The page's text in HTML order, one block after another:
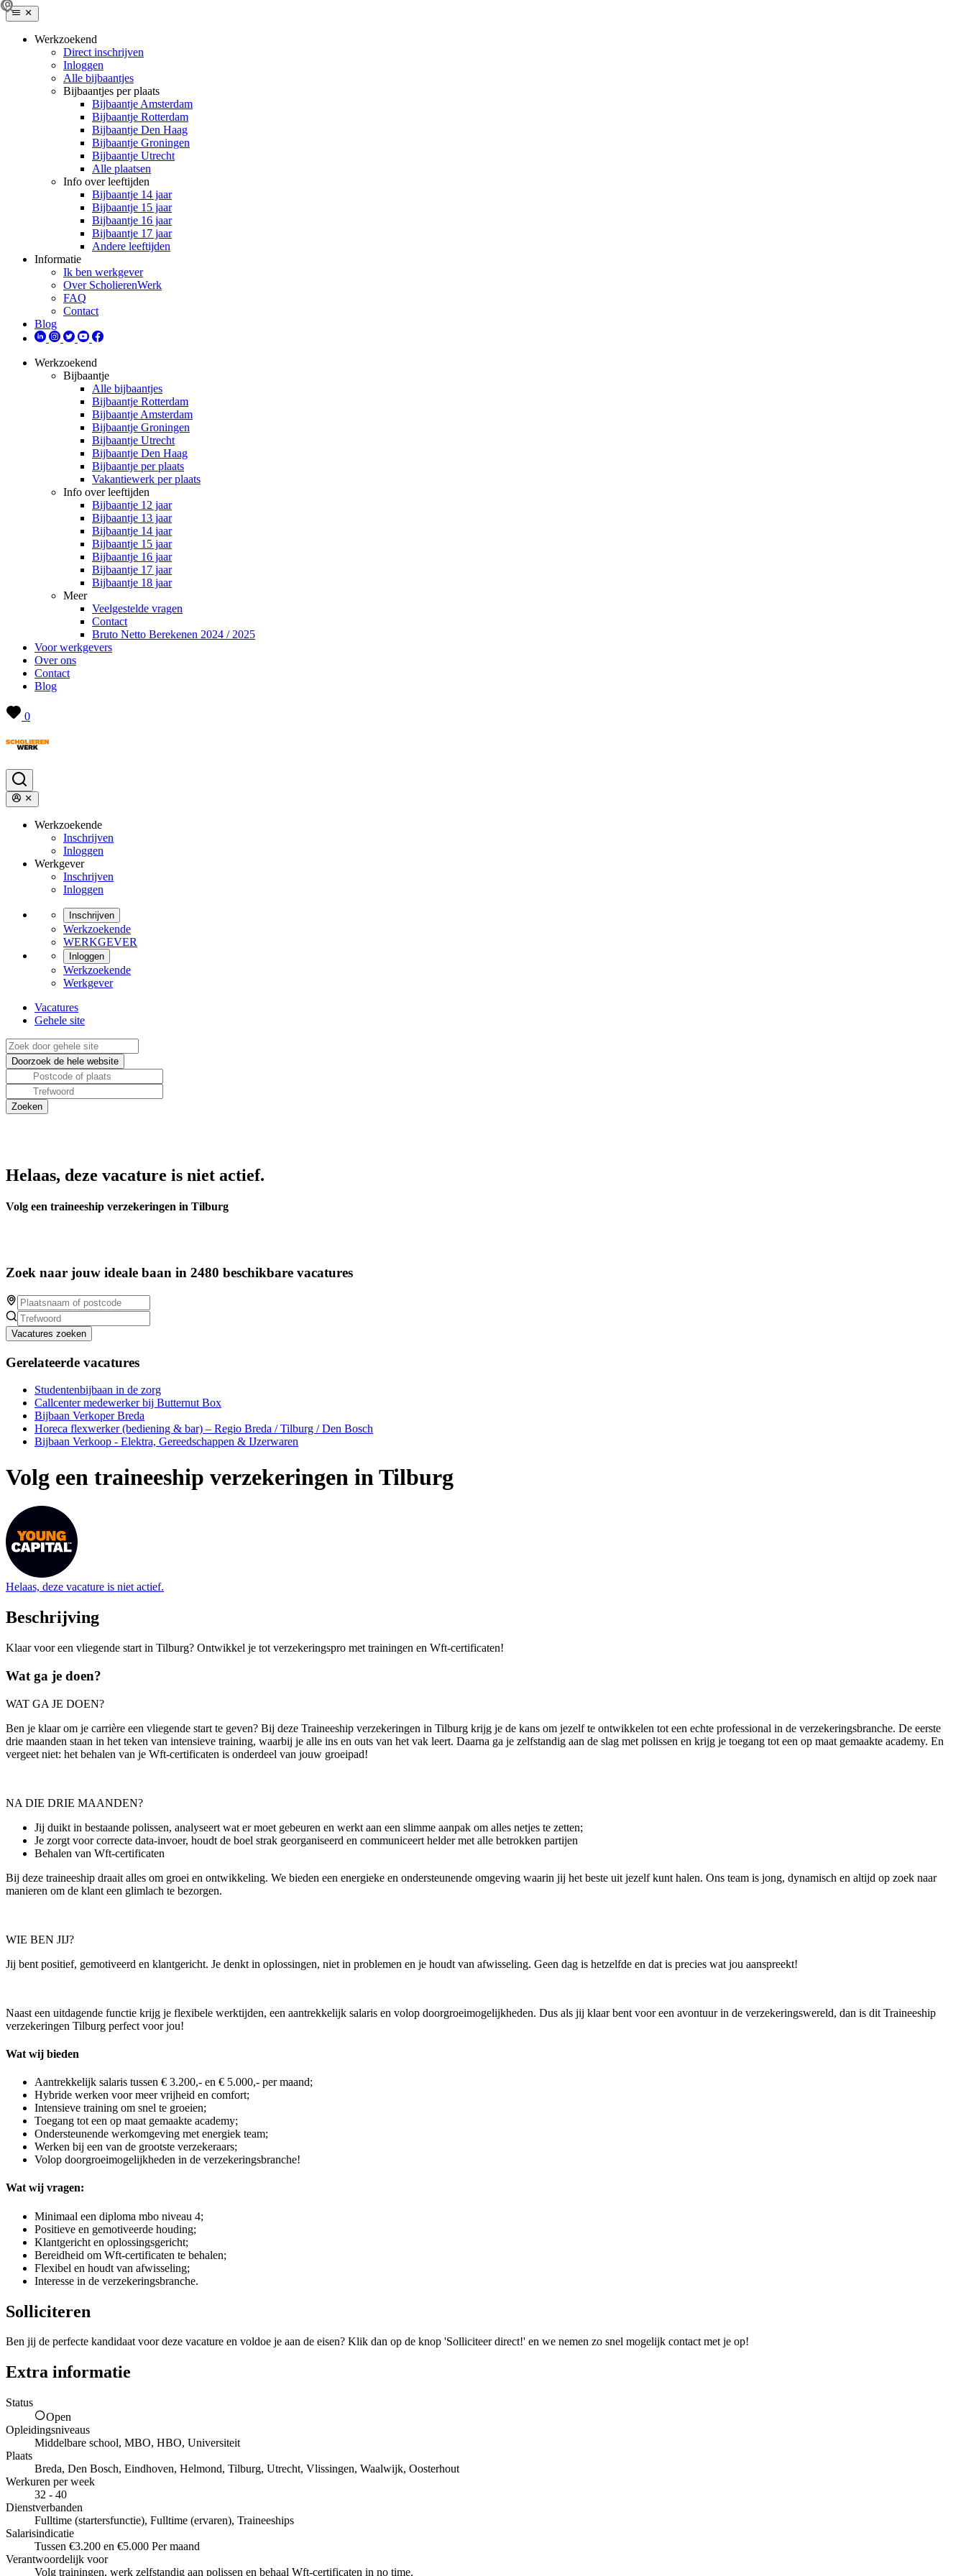
Werkzoekend
Direct inschrijven
Inloggen
Alle bijbaantjes
Bijbaantjes per plaats
Bijbaantje Amsterdam
Bijbaantje Rotterdam
Bijbaantje Den Haag
Bijbaantje Groningen
Bijbaantje Utrecht
Alle plaatsen
Info over leeftijden
Bijbaantje 14 jaar
Bijbaantje 15 jaar
Bijbaantje 16 jaar
Bijbaantje 17 jaar
Andere leeftijden
Informatie
Ik ben werkgever
Over ScholierenWerk
FAQ
Contact
Blog
Werkzoekend
Bijbaantje
Alle bijbaantjes
Bijbaantje Rotterdam
Bijbaantje Amsterdam
Bijbaantje Groningen
Bijbaantje Utrecht
Bijbaantje Den Haag
Bijbaantje per plaats
Vakantiewerk per plaats
Info over leeftijden
Bijbaantje 12 jaar
Bijbaantje 13 jaar
Bijbaantje 14 jaar
Bijbaantje 15 jaar
Bijbaantje 16 jaar
Bijbaantje 17 jaar
Bijbaantje 18 jaar
Meer
Veelgestelde vragen
Contact
Bruto Netto Berekenen 2024 / 2025
Voor werkgevers
Over ons
Contact
Blog
0
Werkzoekende
Inschrijven
Inloggen
Werkgever
Inschrijven
Inloggen
Inschrijven
Werkzoekende
WERKGEVER
Inloggen
Werkzoekende
Werkgever
Vacatures
Gehele site
Helaas, deze vacature is niet actief.
Volg een traineeship verzekeringen in Tilburg
Zoek naar jouw ideale baan in 2480 beschikbare vacatures
Vacatures zoeken
Gerelateerde vacatures
Studentenbijbaan in de zorg
Callcenter medewerker bij Butternut Box
Bijbaan Verkoper Breda
Horeca flexwerker (bediening & bar) – Regio Breda / Tilburg / Den Bosch
Bijbaan Verkoop - Elektra, Gereedschappen & IJzerwaren
Volg een traineeship verzekeringen in Tilburg
Helaas, deze vacature is niet actief.
Beschrijving
Klaar voor een vliegende start in Tilburg? Ontwikkel je tot verzekeringspro met trainingen en Wft-certificaten!
Wat ga je doen?
WAT GA JE DOEN?
Ben je klaar om je carrière een vliegende start te geven? Bij deze Traineeship verzekeringen in Tilburg krijg je de kans om jezelf te ontwikkelen tot een echte professional in de verzekeringsbranche. De eerste
drie maanden staan in het teken van intensieve training, waarbij je alle ins en outs van het vak leert. Daarna ga je zelfstandig aan de slag met polissen en krijg je toegang tot een op maat gemaakte academy. En
vergeet niet: het behalen van je Wft-certificaten is onderdeel van jouw groeipad!
NA DIE DRIE MAANDEN?
Jij duikt in bestaande polissen, analyseert wat er moet gebeuren en werkt aan een slimme aanpak om alles netjes te zetten;
Je zorgt voor correcte data-invoer, houdt de boel strak georganiseerd en communiceert helder met alle betrokken partijen
Behalen van Wft-certificaten
Bij deze traineeship draait alles om groei en ontwikkeling. We bieden een energieke en ondersteunende omgeving waarin jij het beste uit jezelf kunt halen. Ons team is jong, dynamisch en altijd op zoek naar
manieren om de klant een glimlach te bezorgen.
WIE BEN JIJ?
Jij bent positief, gemotiveerd en klantgericht. Je denkt in oplossingen, niet in problemen en je houdt van afwisseling. Geen dag is hetzelfde en dat is precies wat jou aanspreekt!
Naast een uitdagende functie krijg je flexibele werktijden, een aantrekkelijk salaris en volop doorgroeimogelijkheden. Dus als jij klaar bent voor een avontuur in de verzekeringswereld, dan is dit Traineeship
verzekeringen Tilburg perfect voor jou!
Wat wij bieden
Aantrekkelijk salaris tussen € 3.200,- en € 5.000,- per maand;
Hybride werken voor meer vrijheid en comfort;
Intensieve training om snel te groeien;
Toegang tot een op maat gemaakte academy;
Ondersteunende werkomgeving met energiek team;
Werken bij een van de grootste verzekeraars;
Volop doorgroeimogelijkheden in de verzekeringsbranche!
Wat wij vragen:
Minimaal een diploma mbo niveau 4;
Positieve en gemotiveerde houding;
Klantgericht en oplossingsgericht;
Bereidheid om Wft-certificaten te behalen;
Flexibel en houdt van afwisseling;
Interesse in de verzekeringsbranche.
Solliciteren
Ben jij de perfecte kandidaat voor deze vacature en voldoe je aan de eisen? Klik dan op de knop 'Solliciteer direct!' en we nemen zo snel mogelijk contact met je op!
Extra informatie
Status
Open
Opleidingsniveaus
Middelbare school, MBO, HBO, Universiteit
Plaats
Breda, Den Bosch, Eindhoven, Helmond, Tilburg, Utrecht, Vlissingen, Waalwijk, Oosterhout
Werkuren per week
32 - 40
Dienstverbanden
Fulltime (startersfunctie), Fulltime (ervaren), Traineeships
Salarisindicatie
Tussen €3.200 en €5.000 Per maand
Verantwoordelijk voor
Volg trainingen, werk zelfstandig aan polissen en behaal Wft-certificaten in no time.